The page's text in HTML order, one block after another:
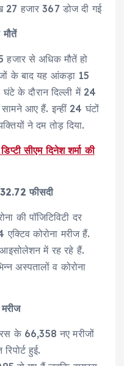
हजार 367 डोज दी गई
हजार से अधिक मौतें हो
के बाद यह आंकड़ा 15
के दौरान दिल्ली में 24
आए हैं. इन्हीं 24 घंटों
ने दम तोड़ दिया.
सीएम दिनेश शर्मा की
32.72 फीसदी
की पॉजिटिविटी दर
कोरोना मरीज हैं.
में रह रहे हैं.
अस्पतालों व कोरोना
के 66,358 नए मरीजों
हुई.